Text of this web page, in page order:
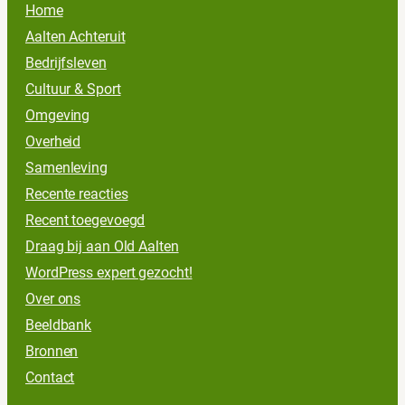
Home
Aalten Achteruit
Bedrijfsleven
Cultuur & Sport
Omgeving
Overheid
Samenleving
Recente reacties
Recent toegevoegd
Draag bij aan Old Aalten
WordPress expert gezocht!
Over ons
Beeldbank
Bronnen
Contact